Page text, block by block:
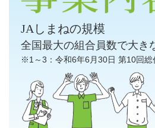
JAしまねの規模
全国最大の組合員数で大き
※1～3：令和6年6月30日 第10回総